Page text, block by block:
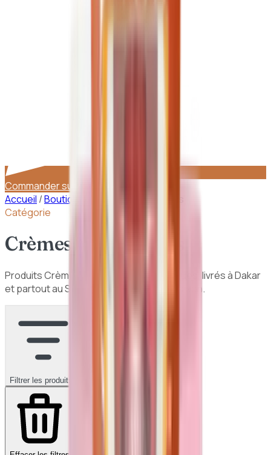
Commander sur WhatsApp
Accueil /Boutique
Catégorie
Crèmes hydratantes
ProduitsCrèmes hydratantes
authentiques, livrés à Dakar
et partout au Sénégal. Paiement à la livraison.
Filtrer les produits